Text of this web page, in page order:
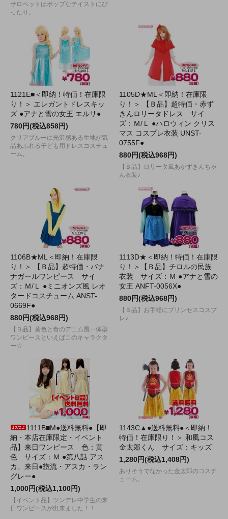
サロペットはポップなテイストにぴ
ったり。
1121E■＜即納！特価！在庫限
り！＞ エレガントドレスキッ
ズ ●アナと雪の女王 エルサ●
780円(税込858円)
クリアブルーに光沢感ある生地が気
品あふれる子ども用ドレスコスチュ
ーム｡
1105D★ML＜即納！在庫限
り！＞ 【Ｂ品】超特価・赤ず
きんロリータドレス サイ
ズ：Ｍ/Ｌ ●ハロウィン クリス
マス コスプレ衣装 UNST-
0755F●
880円(税込968円)
【Ｂ品】ロリータ風あかずきんちゃ
ん衣装♪
1106B★ML＜即納！在庫限
り！＞ 【Ｂ品】超特価・バナ
ナガールワンピース サイ
ズ：Ｍ/Ｌ ●ミニオンズ風 レオ
タードコスチューム ANST-
0669F●
880円(税込968円)
【Ｂ品】黄色と青のデニム風一体型
ワンピースといえばこのキャラクタ
ー☆
1113D★＜即納！特価！在庫限
り！＞【Ｂ品】チロルの民族
衣装 サイズ：Ｍ ●アナと雪の
女王 ANFT-0056X●
880円(税込968円)
【Ｂ品】お手軽にプリンセスコスプ
レ♪
1111B■M●送料無料●【即
納・本店在庫限定・イベント
品】来日ワンピース 色：黄
色 サイズ：Ｍ ●第八話 アス
カ、来日●惣流・アスカ・ラン
グレー●
1,000円(税込1,100円)
【イベント品】ツンデレ中学生の来
日ワンピースが出来ました！！
1143C▲●送料無料●＜即納！
特価！在庫限り！＞ 和風コス
金太郎くん サイズ：キッズ
1,280円(税込1,408円)
ありそうでなかった金太郎のコスチ
ューム。